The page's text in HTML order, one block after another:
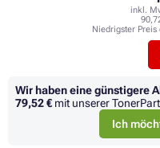
inkl.
Niedrigster Preis
Wir haben eine günstigere
79,52 € mit unserer
Ich